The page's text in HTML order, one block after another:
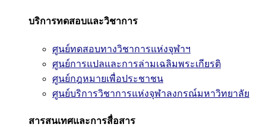
บริการทดสอบและวิชาการ
ศูนย์ทดสอบทางวิชาการแห่งจุฬาฯ
ศูนย์การแปลและการล่ามเฉลิมพระเกียรติ
ศูนย์กฎหมายเพื่อประชาชน
ศูนย์บริการวิชาการแห่งจุฬาลงกรณ์มหาวิทยาลัย
สารสนเทศและการสื่อสาร